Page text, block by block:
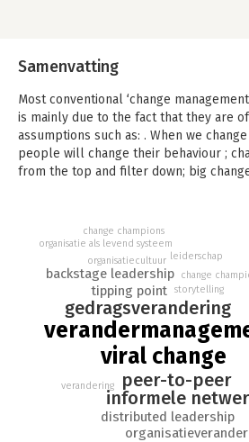
Samenvatting
Most conventional ‘change
is mainly due to the fact that they are
assumptions such as: . When we
people will change their behaviour ;
from the top and filter down; big
Viral Change(TM) provides a
for change. It shows how a
and frame, a small set of non-
spread by a small number of activists)
‘tipping points’, creates lasting cultural
organisations.
viral change
peer-to-peer
gedragsverandering
informele
distributed leadership
tipping point
backstage leadership
organisatiecultuur
storytelling
verandering
leiderschap
change
organisatie als levend systeem
change champions